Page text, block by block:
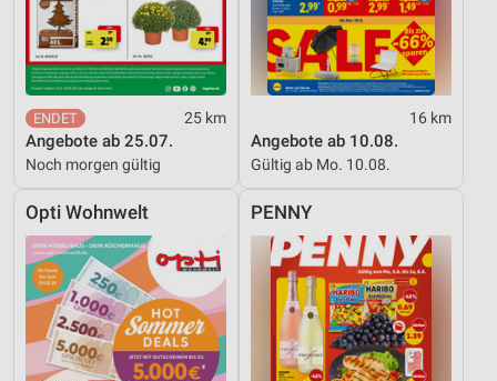
25 km
Angebote ab 25.07.
Noch morgen gültig
16 km
Angebote ab 10.08.
Gültig ab Mo. 10.08.
Opti Wohnwelt PENNY